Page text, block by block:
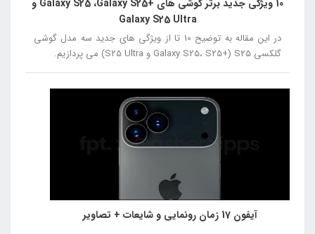
10 ویژگی جدید برتر گوشی های +Galaxy S25 ،Galaxy S25 و
Galaxy S25 Ultra
در این مقاله به توضیح 10 تا از ویژگی های جدید سه مدل گوشی
گلکسی S25 (+Galaxy S25، S25 و S25 Ultra) می پردازیم.
آیفون 17 زمان رونمایی و شایعات + تصاویر